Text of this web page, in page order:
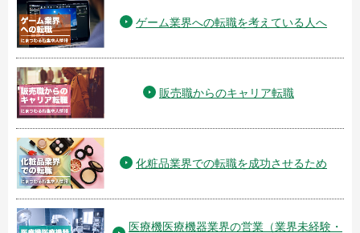
ゲーム業界への転職を考えている人へ
販売職からのキャリア転職
化粧品業界での転職を成功させるため
医療機医療機器業界の営業（業界未経験・